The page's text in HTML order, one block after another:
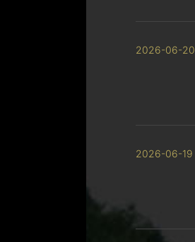
2026-06-20
2026-06-19